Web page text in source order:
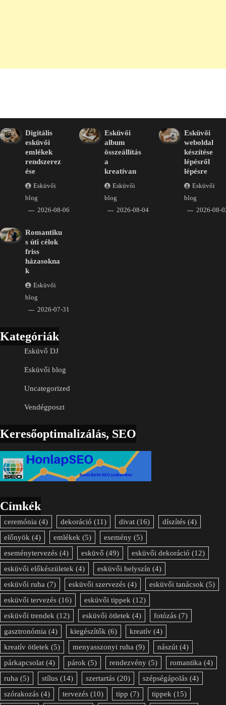
Digitális
esküvői
emlékek
rendszerez
ése
Esküvői
blog
2026-08-06
Esküvői
album
összeállítás
a
kreatívan
Esküvői
blog
2026-08-04
Esküvői
weboldal
készítése
lépésről
lépésre
Esküvői
blog
2026-08-
Romantiku
s úti célok
friss
házasokna
k
Esküvői
blog
2026-07-31
Kategóriák
Esküvő DJ
Esküvői blog
Uncategorized
Vendégposzt
Keresőoptimalizálás, SEO
Címkék
ceremónia (4) dekoráció (11) divat (16) díszítés (4)
előnyök (4) emlékek (5) esemény (5)
eseménytervezés (4) esküvő (49) esküvői dekoráció (12)
esküvői előkészületek (4) esküvői helyszín (4)
esküvői ruha (7) esküvői szervezés (4) esküvői tanácsok (5)
esküvői tervezés (16) esküvői tippek (12)
esküvői trendek (12) esküvői ötletek (4) fotózás (7)
gasztronómia (4) kiegészítők (6) kreatív (4)
kreatív ötletek (5) menyasszonyi ruha (9) nászút (4)
párkapcsolat (4) párok (5) rendezvény (5) romantika (4)
ruha (5) stílus (14) szertartás (20) szépségápolás (4)
szórakozás (4) tervezés (10) tipp (7) tippek (15)